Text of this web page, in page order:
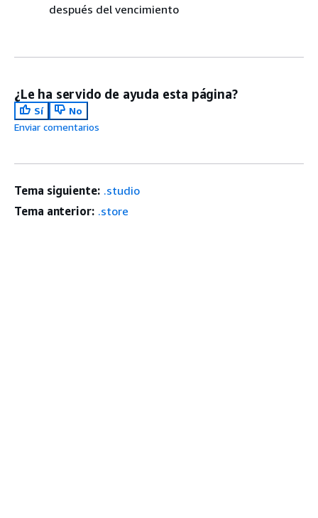
después del vencimiento
¿Le ha servido de ayuda esta página?
Sí
No
Enviar comentarios
Tema siguiente: .studio
Tema anterior: .store